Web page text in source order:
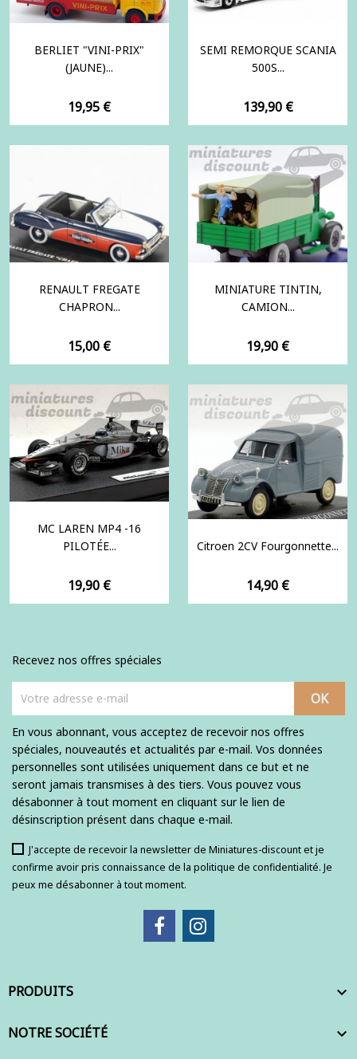
BERLIET "VINI-PRIX"
(JAUNE)...
Prix
19,95 €
SEMI REMORQUE SCANIA
500S...
Prix
139,90 €
RENAULT FREGATE
CHAPRON...
Prix
15,00 €
MINIATURE TINTIN,
CAMION...
Prix
19,90 €
MC LAREN MP4 -16
PILOTÉE...
Prix
19,90 €
Citroen 2CV Fourgonnette...
Prix
14,90 €
Recevez nos offres spéciales
En vous abonnant, vous acceptez de recevoir nos offres
spéciales, nouveautés et actualités par e-mail. Vos données
personnelles sont utilisées uniquement dans ce but et ne
seront jamais transmises à des tiers. Vous pouvez vous
désabonner à tout moment en cliquant sur le lien de
désinscription présent dans chaque e-mail.
J'accepte de recevoir la newsletter de Miniatures-discount et je
confirme avoir pris connaissance de la politique de confidentialité. Je
peux me désabonner à tout moment.
PRODUITS 
NOTRE SOCIÉTÉ 